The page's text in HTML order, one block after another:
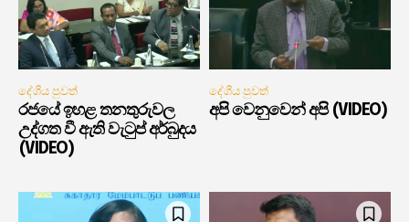
දේශීය පුවත්
රජයේ ඉහළ තනතුරුවල
උද්ගත වී ඇති වැටුප් අර්බුදය
(VIDEO)
දේශීය පුවත්
අපි වෙනුවෙන් අපි (VIDEO)